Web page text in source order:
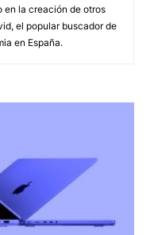
en la creación de otros
el popular buscador de
en España.